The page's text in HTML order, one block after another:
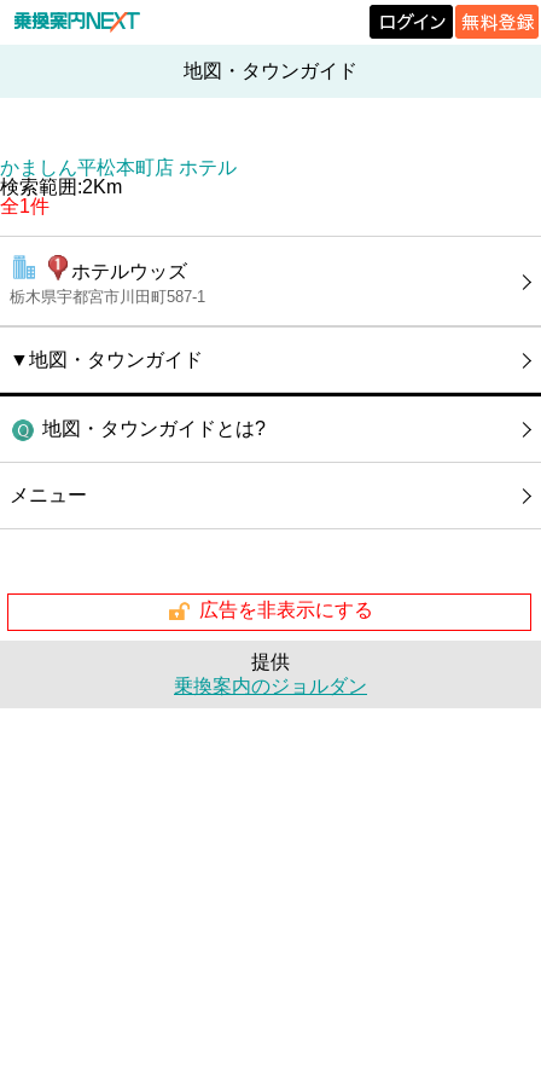
地図・タウンガイド
かましん平松本町店 ホテル
検索範囲:2Km
全1件
ホテルウッズ
栃木県宇都宮市川田町587-1
▼地図・タウンガイド
地図・タウンガイドとは?
メニュー
広告を非表示にする
提供
乗換案内のジョルダン